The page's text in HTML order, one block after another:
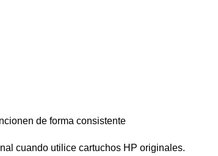
de forma consistente
cuando utilice cartuchos HP originales.